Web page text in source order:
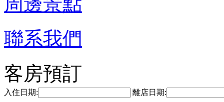
聯系我們
客房預訂
入住日期: 離店日期: